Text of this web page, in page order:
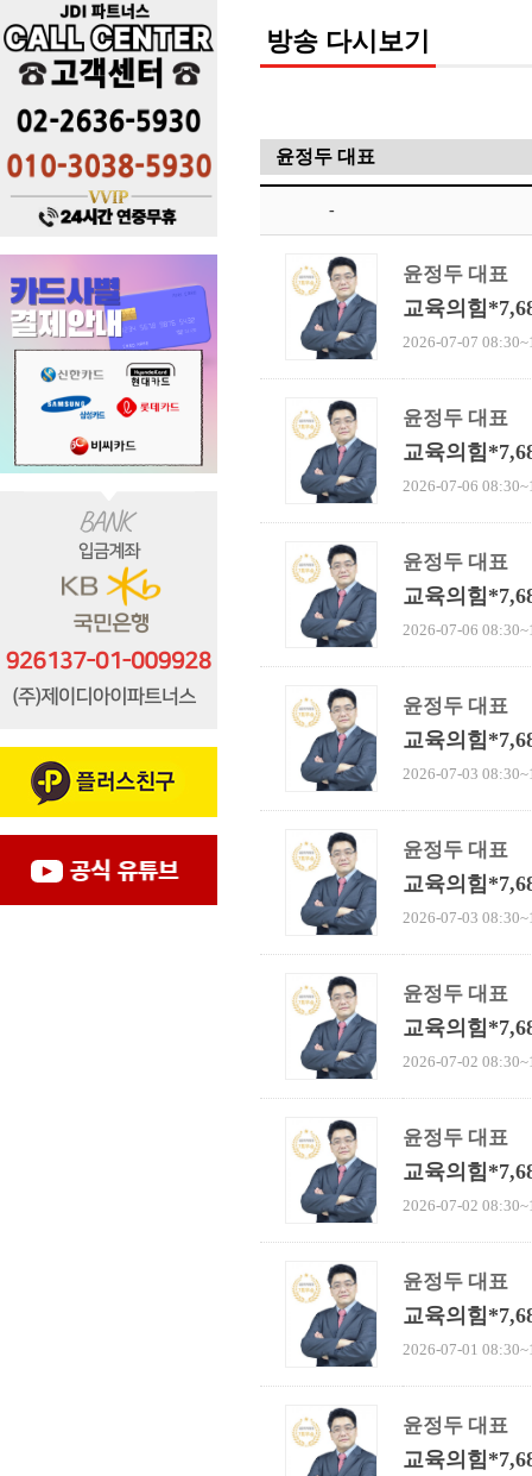
방송 다시보기
-
윤정두 대표
교육의힘
2026-07-07
윤정두 대표
교육의힘
2026-07-06
윤정두 대표
교육의힘
2026-07-06
윤정두 대표
교육의힘
2026-07-03
윤정두 대표
교육의힘
2026-07-03
윤정두 대표
교육의힘
2026-07-02
윤정두 대표
교육의힘
2026-07-02
윤정두 대표
교육의힘
2026-07-01
윤정두 대표
교육의힘